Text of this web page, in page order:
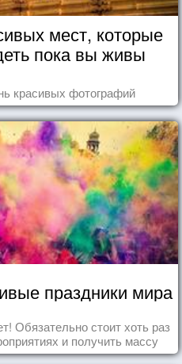
мест, которые
пока вы живы
красивых фотографий
праздники мира
Обязательно стоит хоть раз
и получить массу